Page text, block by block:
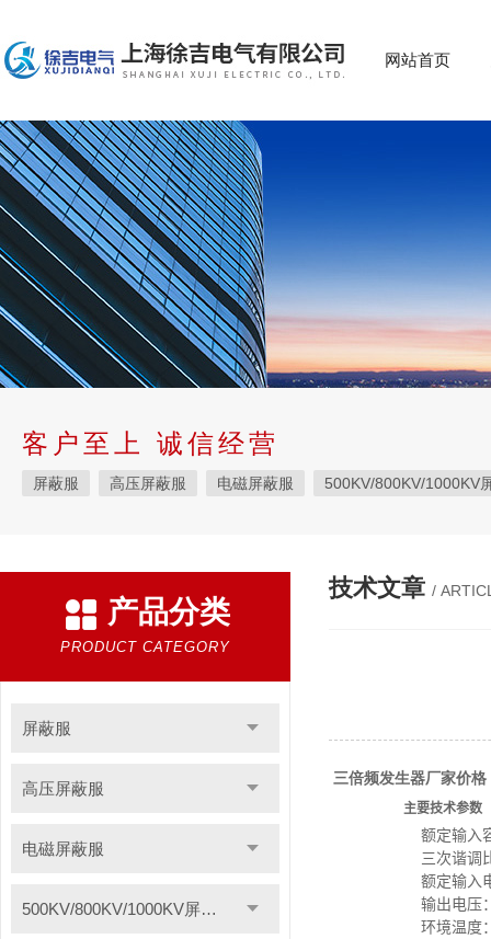
网站首页
客户至上 诚信经营
屏蔽服 高压屏蔽服 电磁屏蔽服 500KV/800KV/1000KV
绝缘枝剪 绝缘夹钳 蚕丝绳 登高板 绝缘操作杆
智能电力安全工器具柜 高压短路接地线
聚酰亚胺薄膜 1249聚酯氧绝缘漆快干型
聚酰亚胺玻璃布层压板 三聚氰胺层压板
过电压保护器 高空
电力测
绝缘脚手架 VM63A便携式数显测振仪 绝缘材料
耐压测试仪
AGV刷
产品分类
PRODUCT CATEGORY
屏蔽服
高压屏蔽服
电磁屏蔽服
500KV/800KV/1000KV屏蔽服
技术文章 /
三倍频发生器厂家价格
主要技术参数
额定输入
三次谐调
额定输入
输出电压
环境温度